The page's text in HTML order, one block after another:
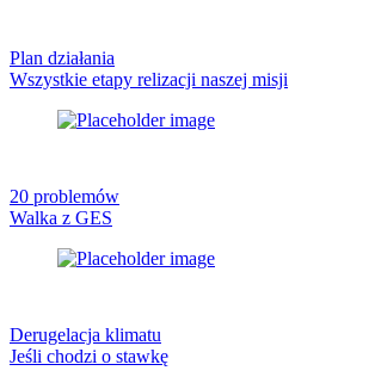
Plan działania
Wszystkie etapy relizacji naszej misji
20 problemów
Walka z GES
Derugelacja klimatu
Jeśli chodzi o stawkę